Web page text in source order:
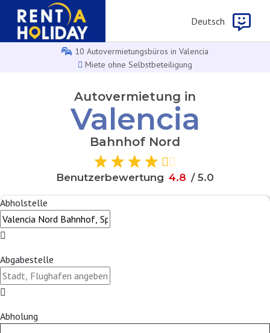
Deutsch
10 Autovermietungsbüros in Valencia
Miete ohne Selbstbeteiligung
Autovermietung in
Valencia
Bahnhof Nord
Benutzerbewertung 4.8 / 5.0
Abholstelle
Abgabestelle
Abholung